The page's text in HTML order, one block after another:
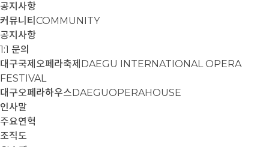
공지사항
커뮤니티 COMMUNITY
공지사항
1:1 문의
대구국제오페라축제 DAEGU INTERNATIONAL OPERA
FESTIVAL
대구오페라하우스DAEGUOPERAHOUSE
인사말
주요연혁
조직도